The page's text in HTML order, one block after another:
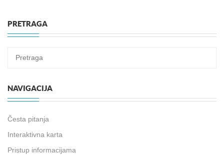
PRETRAGA
NAVIGACIJA
Česta pitanja
Interaktivna karta
Pristup informacijama